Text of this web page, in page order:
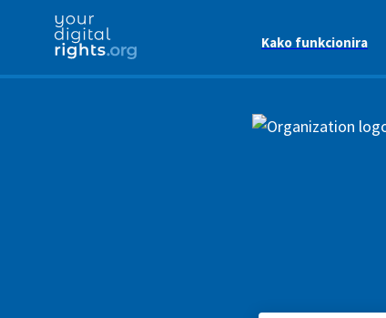
Kako funkcionira